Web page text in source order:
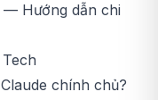
— Hướng dẫn chi
chính chủ?